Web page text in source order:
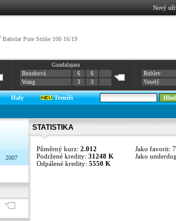
Nový
Babolat Pure Strike 100 16/19
Guadalajara
Bouzková
6
6
Wang
3 3
Rublev
Veselý
Haly
Trenéři
2007
STATISTIKA
Půměrný kurz: 2.012
Podržené kredity: 31248 K
Odpálené kredity: 5550 K
Jako favorit:
Jako